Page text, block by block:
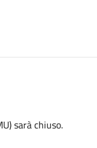
sarà chiuso.